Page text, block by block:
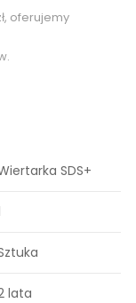
oferujemy
SDS+
lata